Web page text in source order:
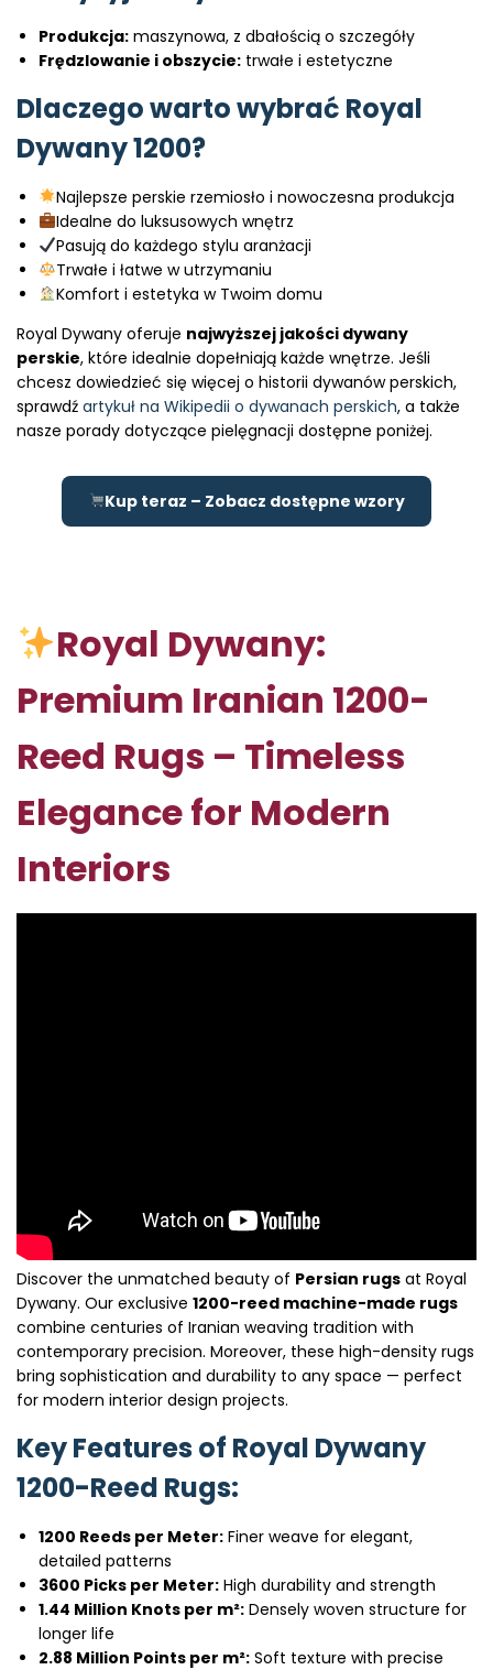
Produkcja: maszynowa, z dbałością o szczegóły
Frędzlowanie i obszycie: trwałe i estetyczne
Dlaczego warto wybrać Royal
Dywany 1200?
Najlepsze perskie rzemiosło i nowoczesna produkcja
Idealne do luksusowych wnętrz
Pasują do każdego stylu aranżacji
Trwałe i łatwe w utrzymaniu
Komfort i estetyka w Twoim domu
Royal Dywany oferuje najwyższej jakości dywany
perskie, które idealnie dopełniają każde wnętrze. Jeśli
chcesz dowiedzieć się więcej o historii dywanów perskich,
sprawdź artykuł na Wikipedii o dywanach perskich, a także
nasze porady dotyczące pielęgnacji dostępne poniżej.
Kup teraz – Zobacz dostępne wzory
Royal Dywany:
Premium Iranian 1200-
Reed Rugs – Timeless
Elegance for Modern
Interiors
Discover the unmatched beauty of Persian rugs at Royal
Dywany. Our exclusive 1200-reed machine-made rugs
combine centuries of Iranian weaving tradition with
contemporary precision. Moreover, these high-density rugs
bring sophistication and durability to any space — perfect
for modern interior design projects.
Key Features of Royal Dywany
1200-Reed Rugs:
1200 Reeds per Meter: Finer weave for elegant,
detailed patterns
3600 Picks per Meter: High durability and strength
1.44 Million Knots per m²: Densely woven structure for
longer life
2.88 Million Points per m²: Soft texture with precise